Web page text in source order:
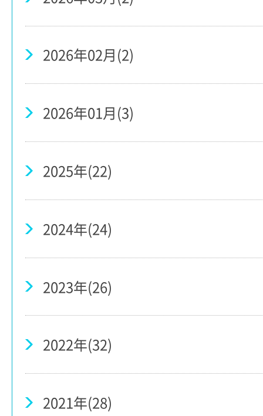
2026年02月(2)
2026年01月(3)
2025年(22)
2024年(24)
2023年(26)
2022年(32)
2021年(28)